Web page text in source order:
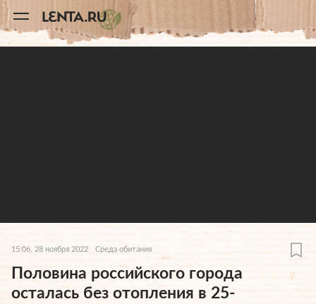
A
11
15:06, 28 ноября 2022 Среда обитания
Половина российского города
осталась без отопления в 25-